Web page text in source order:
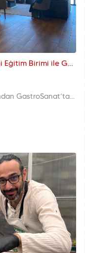
Komşuluk Kültürü KARINCA El Emeği Eğitim Birimi ile GastroSanat'ta Hayat Buluyor
KARINCA El Emeği Eğitim Birimi tarafından GastroSanat’ta düzenlenen “Komşu Buluşmaları”, Fatihli kadınları bir araya getirerek İstanbul’un komşuluk geleneklerini ve etkili iletişim yöntemlerini yeniden canlandırıyor.